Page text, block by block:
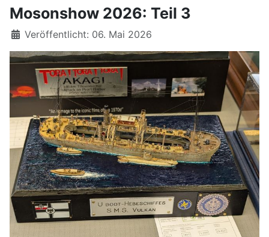
Mosonshow 2026: Teil 3
Details
Veröffentlicht: 06. Mai 2026